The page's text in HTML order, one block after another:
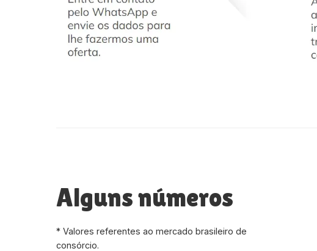
Alguns números
* Valores referentes ao mercado brasileiro de
consórcio.